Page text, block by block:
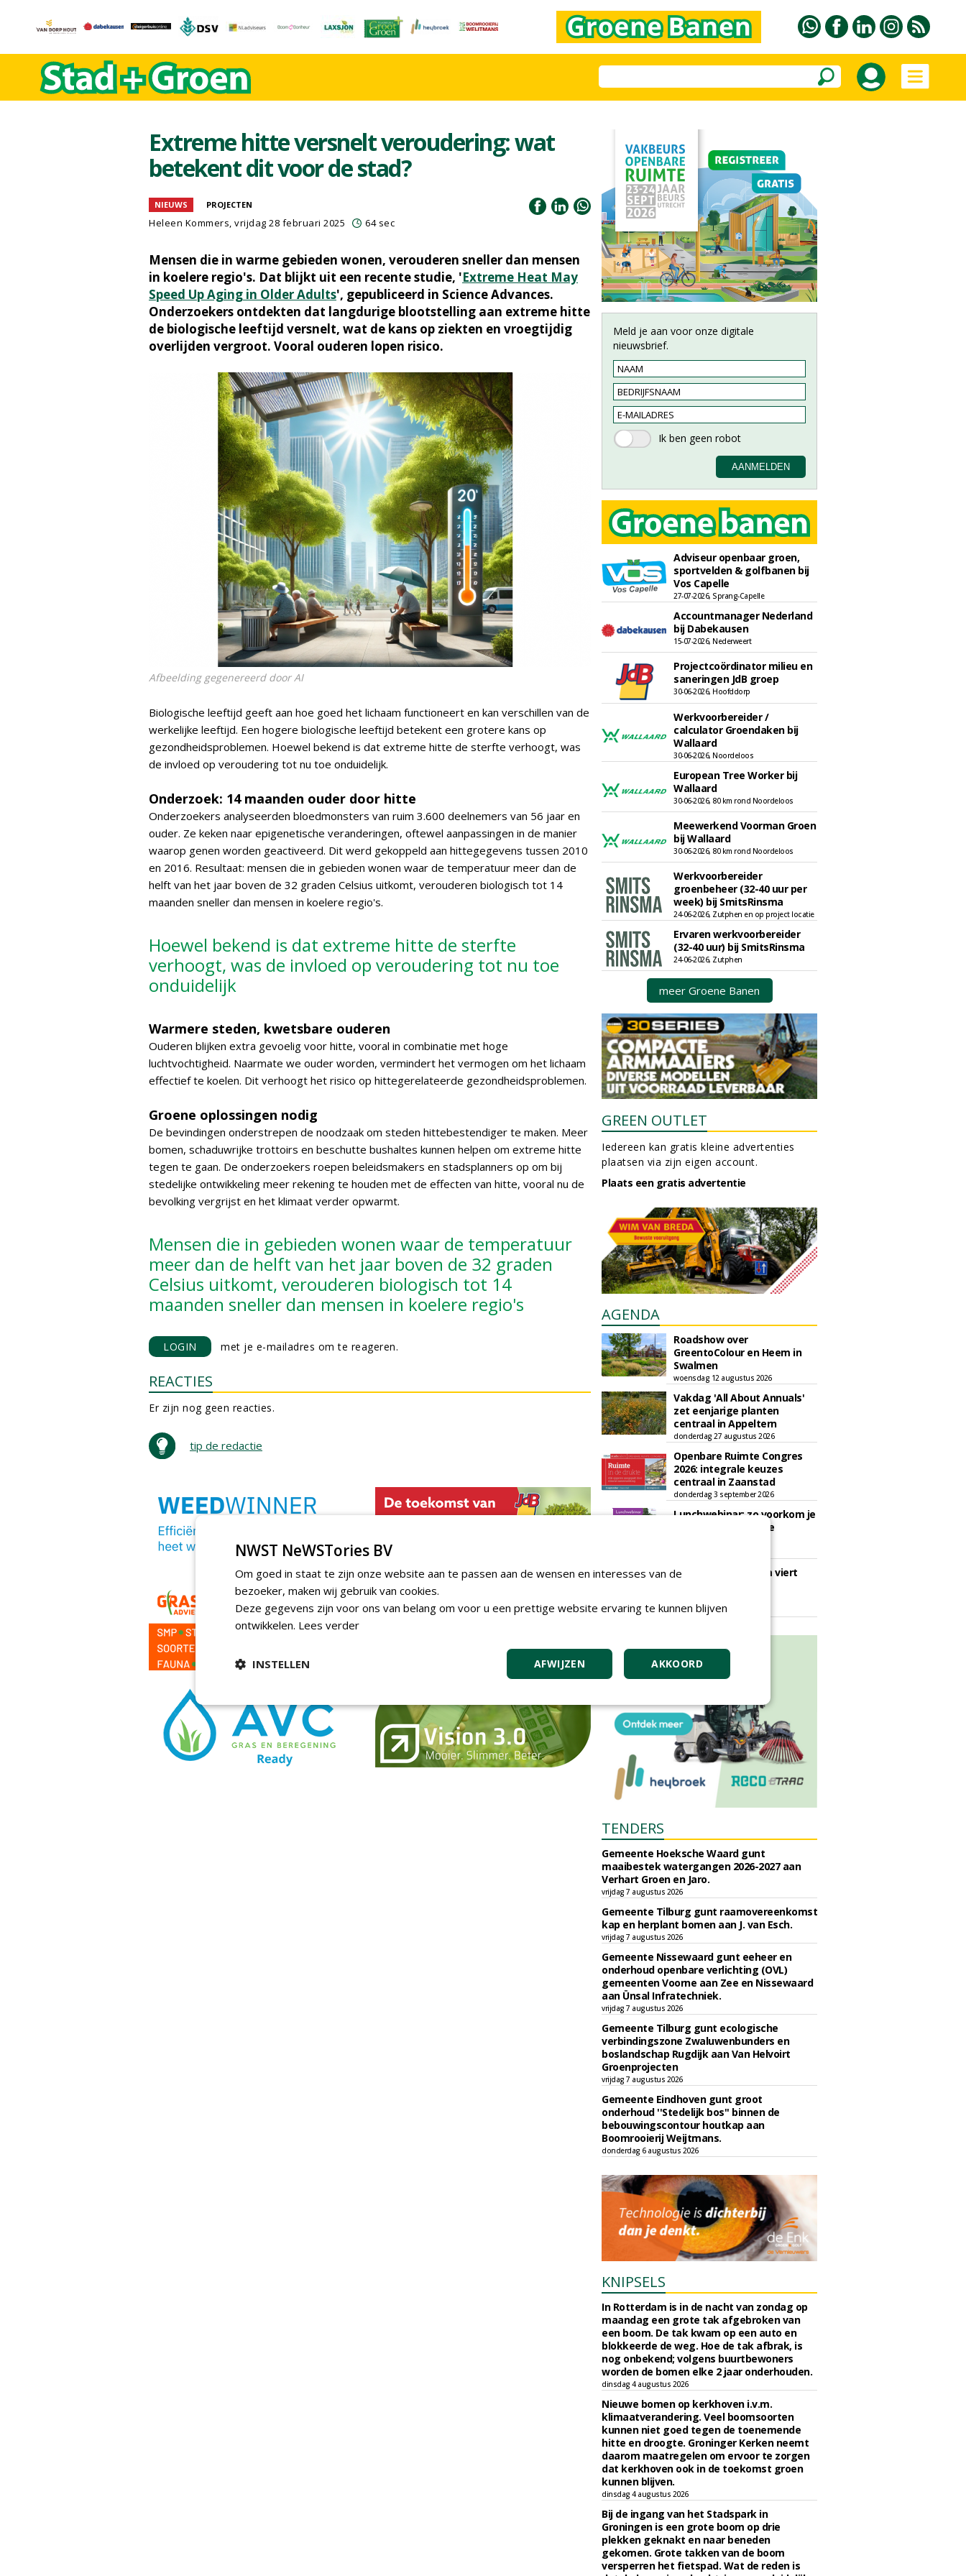
Extreme hitte versnelt veroudering: wat
betekent dit voor de stad?
NIEUWS PROJECTEN
Heleen Kommers, vrijdag 28 februari 2025 64 sec
Mensen die in warme gebieden wonen, verouderen sneller dan mensen
in koelere regio's. Dat blijkt uit een recente studie, 'Extreme Heat May
Speed Up Aging in Older Adults', gepubliceerd in Science Advances.
Onderzoekers ontdekten dat langdurige blootstelling aan extreme hitte
de biologische leeftijd versnelt, wat de kans op ziekten en vroegtijdig
overlijden vergroot. Vooral ouderen lopen risico.
Afbeelding gegenereerd door AI
Biologische leeftijd geeft aan hoe goed het lichaam functioneert en kan verschillen van de
werkelijke leeftijd. Een hogere biologische leeftijd betekent een grotere kans op
gezondheidsproblemen. Hoewel bekend is dat extreme hitte de sterfte verhoogt, was
de invloed op veroudering tot nu toe onduidelijk.
Onderzoek: 14 maanden ouder door hitte
Onderzoekers analyseerden bloedmonsters van ruim 3.600 deelnemers van 56 jaar en
ouder. Ze keken naar epigenetische veranderingen, oftewel aanpassingen in de manier
waarop genen worden geactiveerd. Dit werd gekoppeld aan hittegegevens tussen 2010
en 2016. Resultaat: mensen die in gebieden wonen waar de temperatuur meer dan de
helft van het jaar boven de 32 graden Celsius uitkomt, verouderen biologisch tot 14
maanden sneller dan mensen in koelere regio's.
Hoewel bekend is dat extreme hitte de sterfte
verhoogt, was de invloed op veroudering tot nu toe
onduidelijk
Warmere steden, kwetsbare ouderen
Ouderen blijken extra gevoelig voor hitte, vooral in combinatie met hoge
luchtvochtigheid. Naarmate we ouder worden, vermindert het vermogen om het lichaam
effectief te koelen. Dit verhoogt het risico op hittegerelateerde gezondheidsproblemen.
Groene oplossingen nodig
De bevindingen onderstrepen de noodzaak om steden hittebestendiger te maken. Meer
bomen, schaduwrijke trottoirs en beschutte bushaltes kunnen helpen om extreme hitte
tegen te gaan. De onderzoekers roepen beleidsmakers en stadsplanners op om bij
stedelijke ontwikkeling meer rekening te houden met de effecten van hitte, vooral nu de
bevolking vergrijst en het klimaat verder opwarmt.
Mensen die in gebieden wonen waar de temperatuur
meer dan de helft van het jaar boven de 32 graden
Celsius uitkomt, verouderen biologisch tot 14
maanden sneller dan mensen in koelere regio's
LOGIN met je e-mailadres om te reageren.
REACTIES
Er zijn nog geen reacties.
tip de redactie
Meld je aan voor onze digitale
nieuwsbrief.
Adviseur openbaar groen,
sportvelden & golfbanen bij
Vos Capelle
27-07-2026, Sprang-Capelle
Accountmanager Nederland
bij Dabekausen
15-07-2026, Nederweert
Projectcoördinator milieu en
saneringen JdB groep
30-06-2026, Hoofddorp
Werkvoorbereider /
calculator Groendaken bij
Wallaard
30-06-2026, Noordeloos
European Tree Worker bij
Wallaard
30-06-2026, 80 km rond Noordeloos
Meewerkend Voorman Groen
bij Wallaard
30-06-2026, 80 km rond Noordeloos
Werkvoorbereider
groenbeheer (32-40 uur per
week) bij SmitsRinsma
24-06-2026, Zutphen en op project locatie
Ervaren werkvoorbereider
(32-40 uur) bij SmitsRinsma
24-06-2026, Zutphen
meer Groene Banen
GREEN OUTLET
Iedereen kan gratis kleine advertenties
plaatsen via zijn eigen account.
Plaats een gratis advertentie
AGENDA
Roadshow over
GreentoColour en Heem in
Swalmen
woensdag 12 augustus 2026
Vakdag 'All About Annuals'
zet eenjarige planten
centraal in Appeltern
donderdag 27 augustus 2026
Openbare Ruimte Congres
2026: integrale keuzes
centraal in Zaanstad
donderdag 3 september 2026
Lunchwebinar: zo voorkom je
dat natuurinclusieve
Rooftop Symposium viert
vrijdag 18 september 2026
TENDERS
Gemeente Hoeksche Waard gunt
maaibestek watergangen 2026-2027 aan
Verhart Groen en Jaro.
vrijdag 7 augustus 2026
Gemeente Tilburg gunt raamovereenkomst
kap en herplant bomen aan J. van Esch.
vrijdag 7 augustus 2026
Gemeente Nissewaard gunt eeheer en
onderhoud openbare verlichting (OVL)
gemeenten Voorne aan Zee en Nissewaard
aan Ünsal Infratechniek.
vrijdag 7 augustus 2026
Gemeente Tilburg gunt ecologische
verbindingszone Zwaluwenbunders en
boslandschap Rugdijk aan Van Helvoirt
Groenprojecten
vrijdag 7 augustus 2026
Gemeente Eindhoven gunt groot
onderhoud ''Stedelijk bos'' binnen de
bebouwingscontour houtkap aan
Boomrooierij Weijtmans.
donderdag 6 augustus 2026
KNIPSELS
In Rotterdam is in de nacht van zondag op
maandag een grote tak afgebroken van
een boom. De tak kwam op een auto en
blokkeerde de weg. Hoe de tak afbrak, is
nog onbekend; volgens buurtbewoners
worden de bomen elke 2 jaar onderhouden.
dinsdag 4 augustus 2026
Nieuwe bomen op kerkhoven i.v.m.
klimaatverandering. Veel boomsoorten
kunnen niet goed tegen de toenemende
hitte en droogte. Groninger Kerken neemt
daarom maatregelen om ervoor te zorgen
dat kerkhoven ook in de toekomst groen
kunnen blijven.
dinsdag 4 augustus 2026
Bij de ingang van het Stadspark in
Groningen is een grote boom op drie
plekken geknakt en naar beneden
gekomen. Grote takken van de boom
versperren het fietspad. Wat de reden is
NWST NeWSTories BV
Om goed in staat te zijn onze website aan te passen aan de wensen en interesses van de
bezoeker, maken wij gebruik van cookies.
Deze gegevens zijn voor ons van belang om voor u een prettige website ervaring te kunnen blijven
ontwikkelen. Lees verder
AKKOORD
AFWIJZEN
INSTELLEN